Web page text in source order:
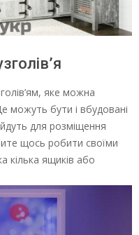
яке можна
можуть бути і вбудовані
для розміщення
щось робити своїми
кілька ящиків або